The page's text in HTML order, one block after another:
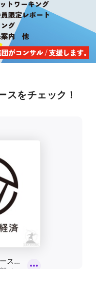
スをチェック！